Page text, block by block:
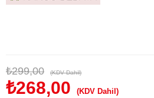
₺299,00 (KDV Dahil)
₺268,00 (KDV Dahil)